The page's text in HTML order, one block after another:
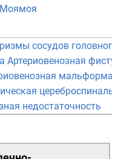
сосудов головного
Артериовенозная
недостаточность